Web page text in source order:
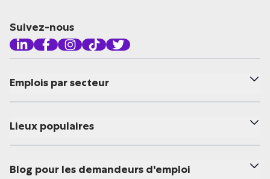
Suivez-nous
Emplois par secteur
Lieux populaires
Blog pour les demandeurs d'emploi